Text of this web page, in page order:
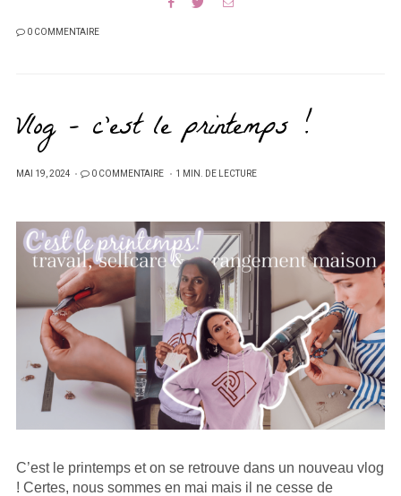
0 COMMENTAIRE
Vlog – c’est le printemps !
PUBLIÉ
MAI 19, 2024 0 COMMENTAIRE 1 MIN. DE LECTURE
C’est le printemps et on se retrouve dans un nouveau vlog
! Certes, nous sommes en mai mais il ne cesse de